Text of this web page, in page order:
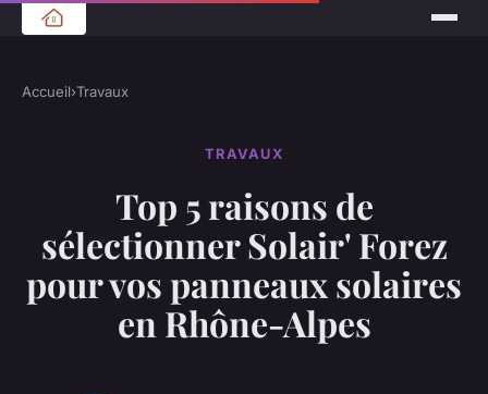
Accueil›Travaux
TRAVAUX
Top 5 raisons de
sélectionner Solair' Forez
pour vos panneaux solaires
en Rhône-Alpes